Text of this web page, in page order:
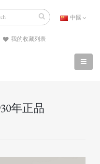
中國
我的收藏列表
年正品